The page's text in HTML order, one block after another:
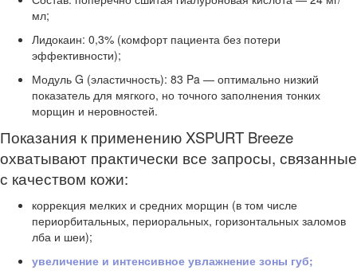
мл;
Лидокаин: 0,3% (комфорт пациента без потери
эффективности);
Модуль G (эластичность): 83 Pa — оптимально низкий
показатель для мягкого, но точного заполнения тонких
морщин и неровностей.
Показания к применению XSPURT Breeze
охватывают практически все запросы, связанные
с качеством кожи:
коррекция мелких и средних морщин (в том числе
периорбитальных, периоральных, горизонтальных заломов
лба и шеи);
увеличение и интенсивное увлажнение зоны губ;